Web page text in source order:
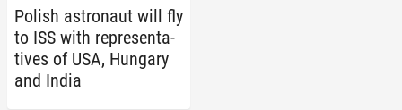
Polish as­tro­naut will fly
to ISS with rep­re­sen­ta­
tives of USA, Hungary
and India